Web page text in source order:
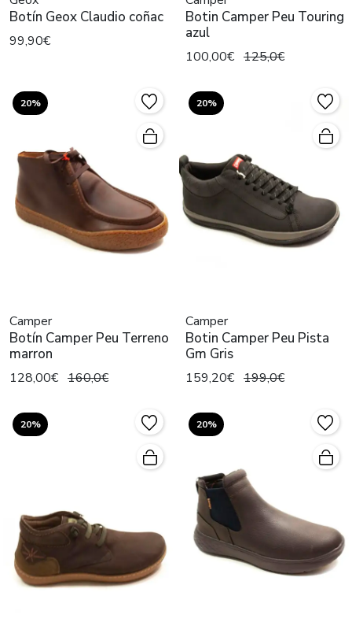
Botín Geox Claudio coñac
99,90€
Botin Camper Peu Touring
azul
100,00€ 125,0€
20%
Camper
Botín Camper Peu Terreno
marron
128,00€ 160,0€
20%
Camper
Botin Camper Peu Pista
Gm Gris
159,20€ 199,0€
20% 20%